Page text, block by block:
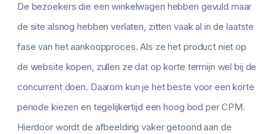
De bezoekers die een winkelwagen hebben gevuld maar
de site alsnog hebben verlaten, zitten vaak al in de laatste
fase van het aankoopproces. Als ze het product niet op
de website kopen, zullen ze dat op korte termijn wel bij de
concurrent doen. Daarom kun je het beste voor een korte
periode kiezen en tegelijkertijd een hoog bod per CPM.
Hierdoor wordt de afbeelding vaker getoond aan de